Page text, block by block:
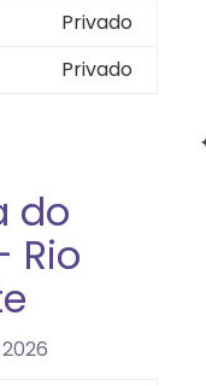
Privado
Privado
do
Rio